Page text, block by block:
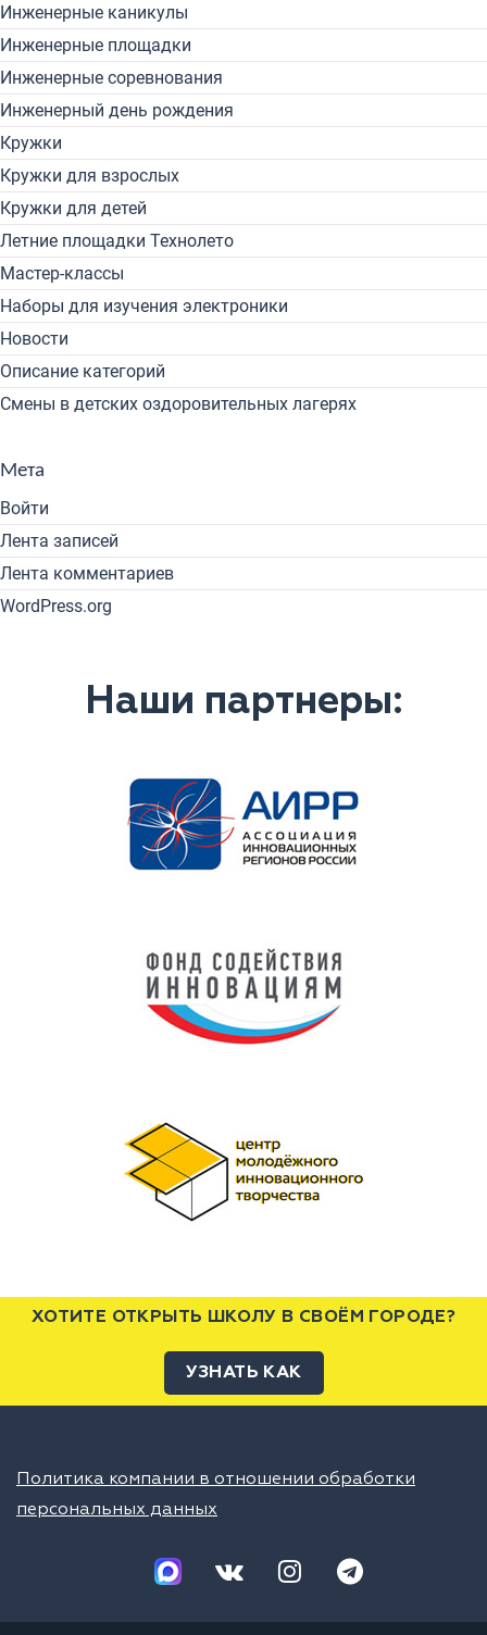
Инженерные каникулы
Инженерные площадки
Инженерные соревнования
Инженерный день рождения
Кружки
Кружки для взрослых
Кружки для детей
Летние площадки Технолето
Мастер-классы
Наборы для изучения электроники
Новости
Описание категорий
Смены в детских оздоровительных лагерях
Мета
Войти
Лента записей
Лента комментариев
WordPress.org
Наши партнеры:
ХОТИТЕ ОТКРЫТЬ ШКОЛУ В СВОЁМ ГОРОДЕ?
УЗНАТЬ КАК
Политика компании в отношении обработки
персональных данных